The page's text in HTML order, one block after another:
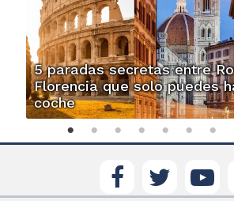
5 paradas secretas entre
Florencia que solo puedes
coche